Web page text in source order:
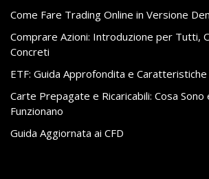
Come Fare Trading Online in Versione
Comprare Azioni: Introduzione per Tutti,
Concreti
ETF: Guida Approfondita e Caratteristiche
Carte Prepagate e Ricaricabili: Cosa Sono
Funzionano
Guida Aggiornata ai CFD